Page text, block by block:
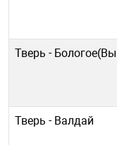
Тверь -
Тверь - Валдай